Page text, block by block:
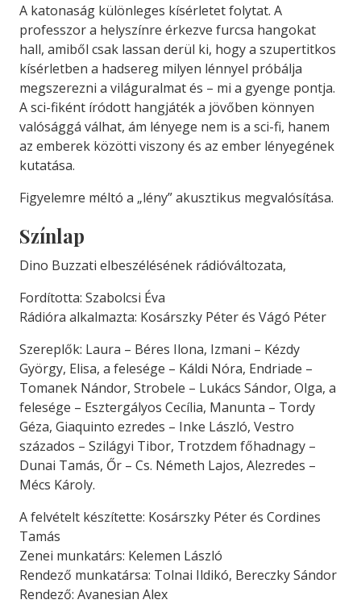
A katonaság különleges kísérletet folytat. A
professzor a helyszínre érkezve furcsa hangokat
hall, amiből csak lassan derül ki, hogy a szupertitkos
kísérletben a hadsereg milyen lénnyel próbálja
megszerezni a világuralmat és – mi a gyenge pontja.
A sci-fiként íródott hangjáték a jövőben könnyen
valósággá válhat, ám lényege nem is a sci-fi, hanem
az emberek közötti viszony és az ember lényegének
kutatása.
Figyelemre méltó a „lény” akusztikus megvalósítása.
Színlap
Dino Buzzati elbeszélésének rádióváltozata,
Fordította: Szabolcsi Éva
Rádióra alkalmazta: Kosárszky Péter és Vágó Péter
Szereplők: Laura – Béres Ilona, Izmani – Kézdy
György, Elisa, a felesége – Káldi Nóra, Endriade –
Tomanek Nándor, Strobele – Lukács Sándor, Olga, a
felesége – Esztergályos Cecília, Manunta – Tordy
Géza, Giaquinto ezredes – Inke László, Vestro
százados – Szilágyi Tibor, Trotzdem főhadnagy –
Dunai Tamás, Őr – Cs. Németh Lajos, Alezredes –
Mécs Károly.
A felvételt készítette: Kosárszky Péter és Cordines
Tamás
Zenei munkatárs: Kelemen László
Rendező munkatársa: Tolnai Ildikó, Bereczky Sándor
Rendező: Avanesian Alex